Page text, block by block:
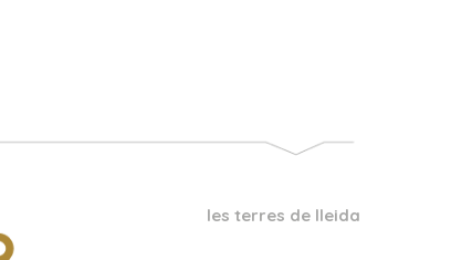
les terres de lleida